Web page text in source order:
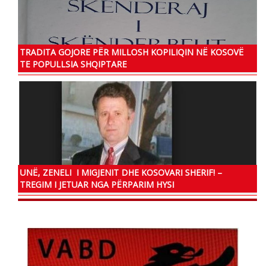
TRADITA GOJORE PËR MILLOSH KOPILIQIN NË KOSOVË
TE POPULLSIA SHQIPTARE
UNË, ZENELI I MIGJENIT DHE KOSOVARI SHERIF! –
TREGIM I JETUAR NGA PËRPARIM HYSI